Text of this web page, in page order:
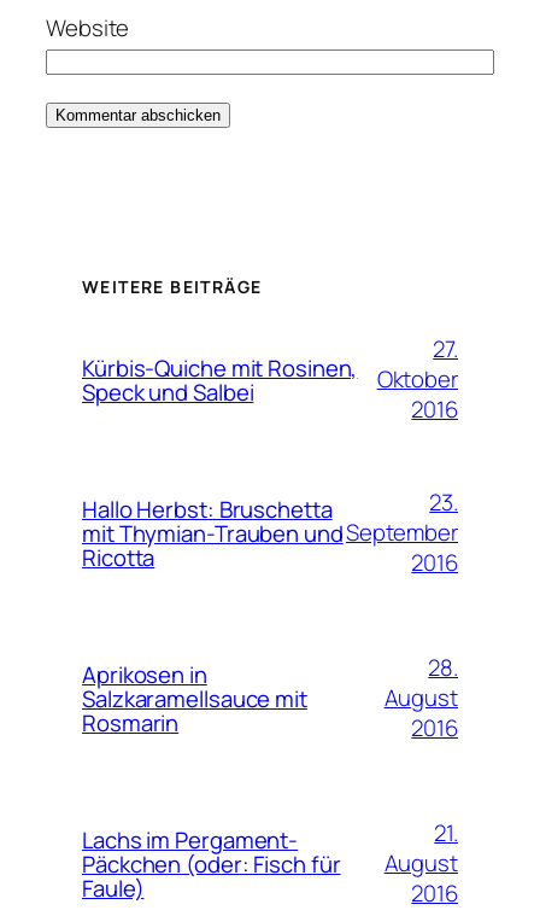
Website
WEITERE BEITRÄGE
Kürbis-Quiche mit Rosinen,
Speck und Salbei
27.
Oktober
2016
Hallo Herbst: Bruschetta
mit Thymian-Trauben und
Ricotta
23.
September
2016
Aprikosen in
Salzkaramellsauce mit
Rosmarin
28.
August
2016
Lachs im Pergament-
Päckchen (oder: Fisch für
Faule)
21.
August
2016